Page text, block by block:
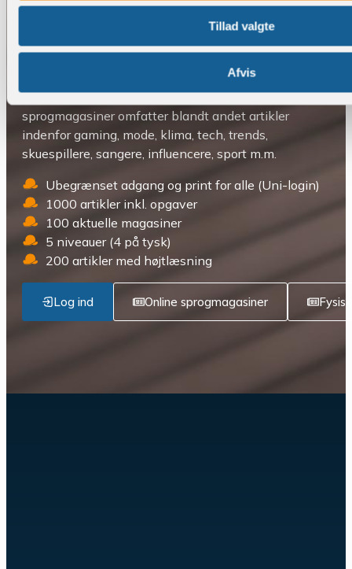
Tillad valgte
Afvis
bæredygtighed m.m, eller lad eleverne gøre sine egne
opdagelser, med vores online portal. Vores
sprogmagasiner omfatter blandt andet artikler
indenfor gaming, mode, klima, tech, trends,
skuespillere, sangere, influencere, sport m.m.
Ubegrænset adgang og print for alle (Uni-login)
1000 artikler inkl. opgaver
100 aktuelle magasiner
5 niveauer (4 på tysk)
200 artikler med højtlæsning
Log ind Online sprogmagasiner